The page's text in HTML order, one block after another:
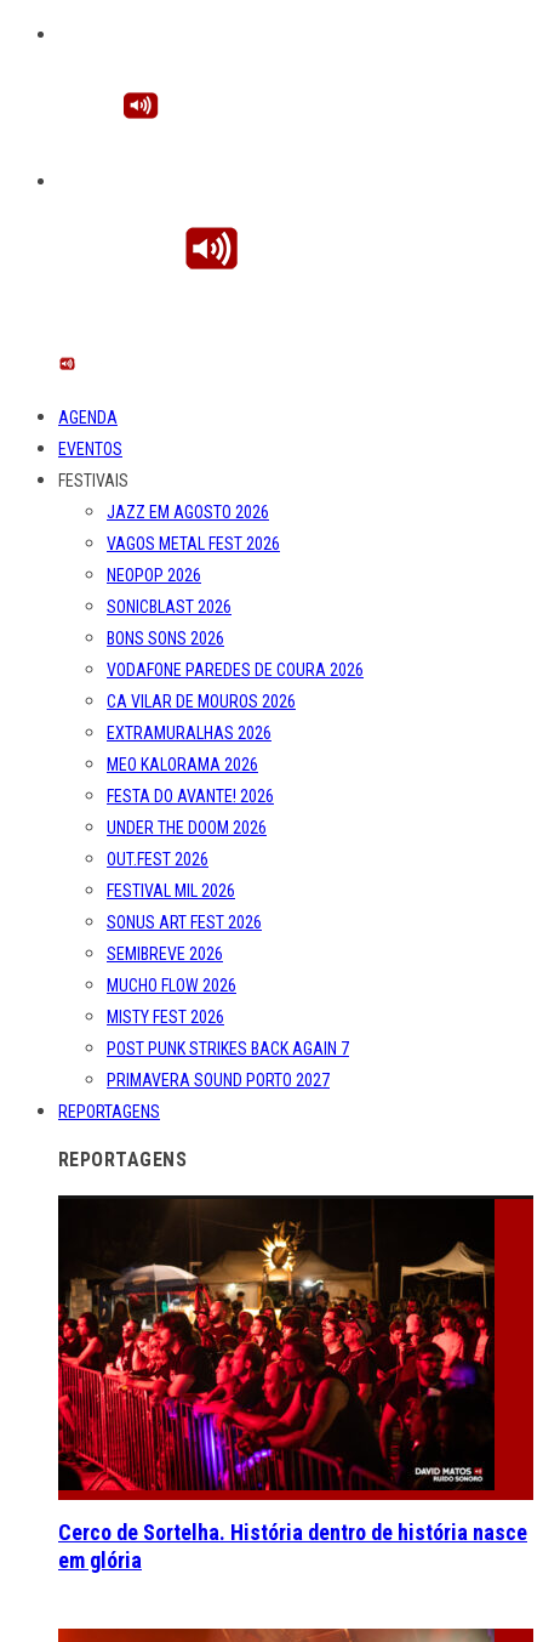
AGENDA
EVENTOS
FESTIVAIS
JAZZ EM AGOSTO 2026
VAGOS METAL FEST 2026
NEOPOP 2026
SONICBLAST 2026
BONS SONS 2026
VODAFONE PAREDES DE COURA 2026
CA VILAR DE MOUROS 2026
EXTRAMURALHAS 2026
MEO KALORAMA 2026
FESTA DO AVANTE! 2026
UNDER THE DOOM 2026
OUT.FEST 2026
FESTIVAL MIL 2026
SONUS ART FEST 2026
SEMIBREVE 2026
MUCHO FLOW 2026
MISTY FEST 2026
POST PUNK STRIKES BACK AGAIN 7
PRIMAVERA SOUND PORTO 2027
REPORTAGENS
REPORTAGENS
Cerco de Sortelha. História dentro de história nasce
em glória